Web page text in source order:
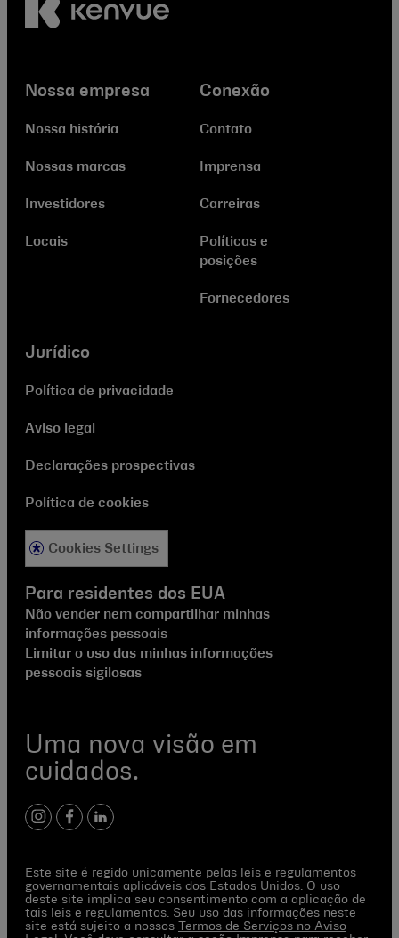
Uma nova visão em
cuidados.
instagram
facebook
linkedin
Nossa empresa
Nossa história
Nossas marcas
Investidores
Locais
Conexão
Contato
Imprensa
Carreiras
Políticas e
posições
Fornecedores
Jurídico
Política de privacidade
Aviso legal
Declarações prospectivas
Política de cookies
Cookies Settings
Para residentes dos EUA
Não vender nem compartilhar minhas
informações pessoais
Limitar o uso das minhas informações
pessoais sigilosas
Este site é regido unicamente pelas leis e regulamentos
governamentais aplicáveis dos Estados Unidos. O uso
deste site implica seu consentimento com a aplicação de
tais leis e regulamentos. Seu uso das informações neste
site está sujeito a nossos Termos de Serviços no Aviso